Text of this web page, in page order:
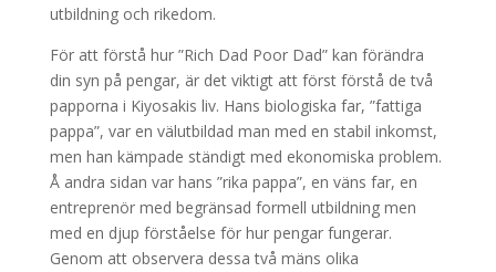
utbildning och rikedom.
För att förstå hur ”Rich Dad Poor Dad” kan förändra
din syn på pengar, är det viktigt att först förstå de två
papporna i Kiyosakis liv. Hans biologiska far, ”fattiga
pappa”, var en välutbildad man med en stabil inkomst,
men han kämpade ständigt med ekonomiska problem.
Å andra sidan var hans ”rika pappa”, en väns far, en
entreprenör med begränsad formell utbildning men
med en djup förståelse för hur pengar fungerar.
Genom att observera dessa två mäns olika